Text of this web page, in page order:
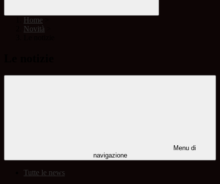
Home
Novità
Menu di
navigazione
Tutte le news